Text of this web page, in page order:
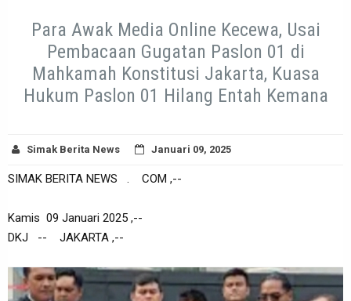
Para Awak Media Online Kecewa, Usai
Pembacaan Gugatan Paslon 01 di
Mahkamah Konstitusi Jakarta, Kuasa
Hukum Paslon 01 Hilang Entah Kemana
Simak Berita News Januari 09, 2025
SIMAK BERITA NEWS . COM ,--
Kamis 09 Januari 2025 ,--
DKJ -- JAKARTA ,--